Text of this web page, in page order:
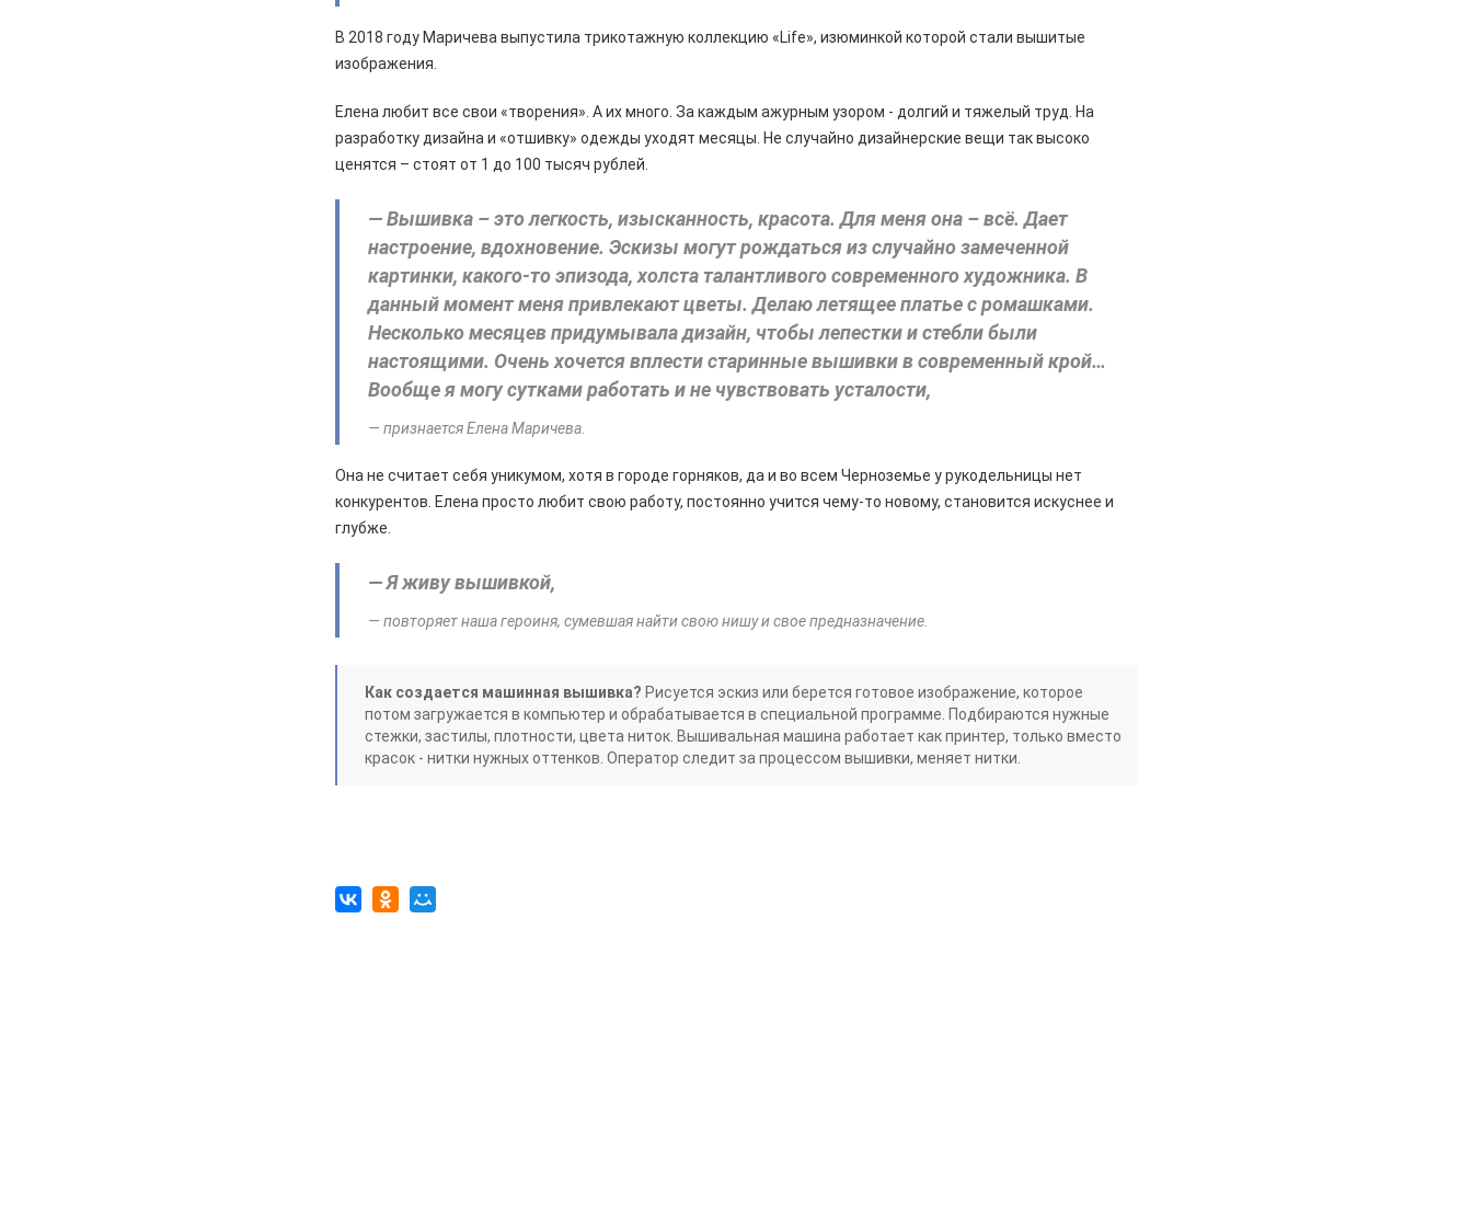
В 2018 году Маричева выпустила трикотажную коллекцию «Life», изюминкой которой стали вышитые
изображения.
Елена любит все свои «творения». А их много. За каждым ажурным узором - долгий и тяжелый труд. На
разработку дизайна и «отшивку» одежды уходят месяцы. Не случайно дизайнерские вещи так высоко
ценятся – стоят от 1 до 100 тысяч рублей.
— Вышивка – это легкость, изысканность, красота. Для меня она – всё. Дает
настроение, вдохновение. Эскизы могут рождаться из случайно замеченной
картинки, какого-то эпизода, холста талантливого современного художника. В
данный момент меня привлекают цветы. Делаю летящее платье с ромашками.
Несколько месяцев придумывала дизайн, чтобы лепестки и стебли были
настоящими. Очень хочется вплести старинные вышивки в современный крой…
Вообще я могу сутками работать и не чувствовать усталости,
— признается Елена Маричева.
Она не считает себя уникумом, хотя в городе горняков, да и во всем Черноземье у рукодельницы нет
конкурентов. Елена просто любит свою работу, постоянно учится чему-то новому, становится искуснее и
глубже.
— Я живу вышивкой,
— повторяет наша героиня, сумевшая найти свою нишу и свое предназначение.
Как создается машинная вышивка? Рисуется эскиз или берется готовое изображение, которое
потом загружается в компьютер и обрабатывается в специальной программе. Подбираются нужные
стежки, застилы, плотности, цвета ниток. Вышивальная машина работает как принтер, только вместо
красок - нитки нужных оттенков. Оператор следит за процессом вышивки, меняет нитки.